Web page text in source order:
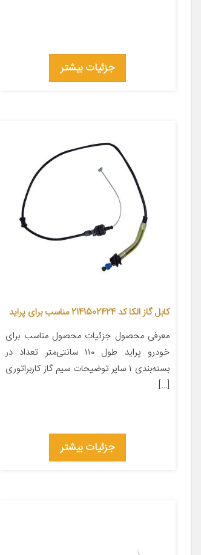
جزئیات بیشتر
کابل گاز الکا کد 2141502424 مناسب برای پراید
معرفی محصول جزئیات محصول مناسب برای
خودرو پراید طول ۱۱۰ سانتی‌متر تعداد در
بسته‌بندی ۱ سایر توضیحات سیم گاز کاربراتوری
[…]
جزئیات بیشتر